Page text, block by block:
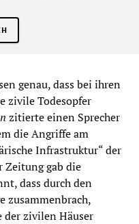
genau, dass bei ihren
zivile Todesopfer
zitierte einen Sprecher
die Angriffe am
Infrastruktur“ der
Zeitung gab die
dass durch den
zusammenbrach,
der zivilen Häuser